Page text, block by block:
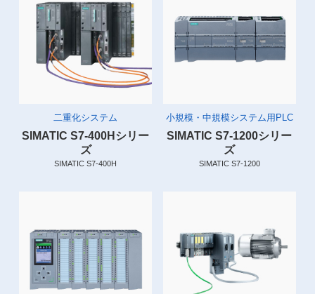
二重化システム
SIMATIC S7-400Hシリー
ズ
SIMATIC S7-400H
小規模・中規模システム用PLC
SIMATIC S7-1200シリー
ズ
SIMATIC S7-1200